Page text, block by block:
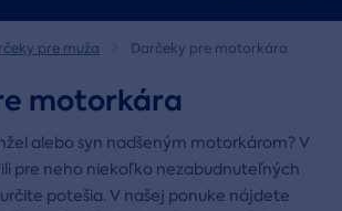
pre muža Darčeky pre motorkára
motorkára
alebo syn nadšeným motorkárom? V
pre neho niekoľko nezabudnuteľných
potešia. V našej ponuke nájdete